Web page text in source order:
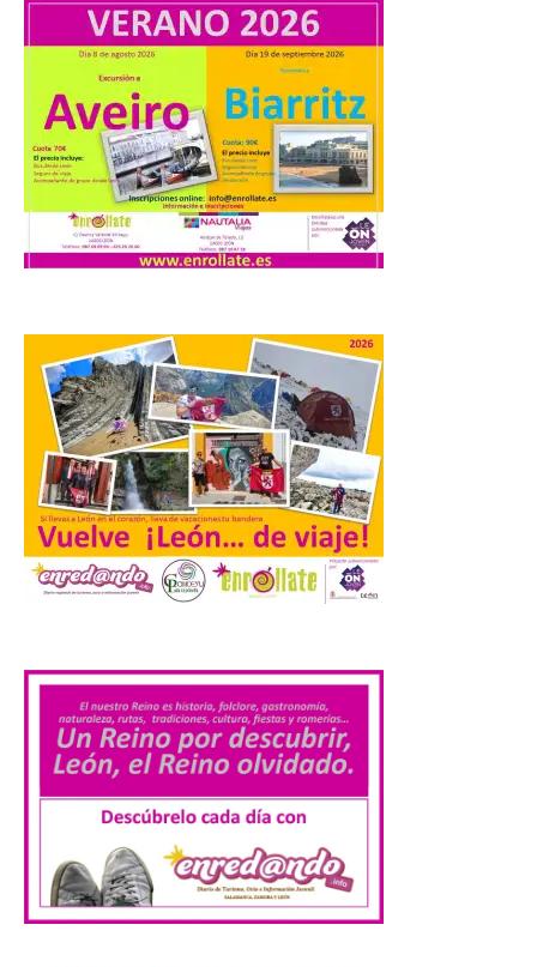
Camarzius fest: frente al
macroevento, un festival
cultural transformador
que apuesta por el legado.
6 Ago 2026
Los días 7, 8 y 9 de agosto
de 2026, Camarzana de
Tera volverá a convertirse
en punto de encuentro,
fenómenos de […]
El Ayuntamiento de
Cabrillanes analizará,
conforme a la legalidad, la
solicitud para la
celebración del Iberia
Eclipse Festival
6 Ago 2026
Durante la mañana de ayer
miércoles ha sido
registrada en el
Ayuntamiento una
solicitud relacionada con
la celebración de este evento. Ante las
informaciones aparecidas en distintos
medios de comunicación sobre la posible
celebración del denominado Iberia
Eclipse Festival en […]